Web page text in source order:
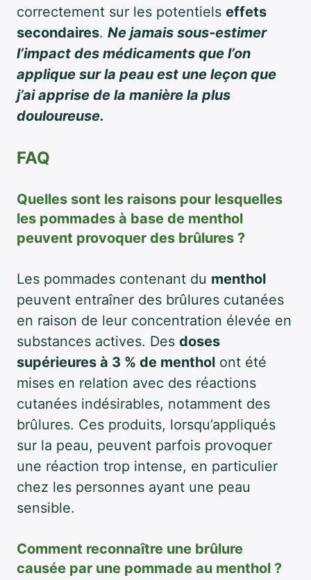
correctement sur les potentiels effets
secondaires. Ne jamais sous-estimer
l’impact des médicaments que l’on
applique sur la peau est une leçon que
j’ai apprise de la manière la plus
douloureuse.
FAQ
Quelles sont les raisons pour lesquelles
les pommades à base de menthol
peuvent provoquer des brûlures ?
Les pommades contenant du menthol
peuvent entraîner des brûlures cutanées
en raison de leur concentration élevée en
substances actives. Des doses
supérieures à 3 % de menthol ont été
mises en relation avec des réactions
cutanées indésirables, notamment des
brûlures. Ces produits, lorsqu’appliqués
sur la peau, peuvent parfois provoquer
une réaction trop intense, en particulier
chez les personnes ayant une peau
sensible.
Comment reconnaître une brûlure
causée par une pommade au menthol ?